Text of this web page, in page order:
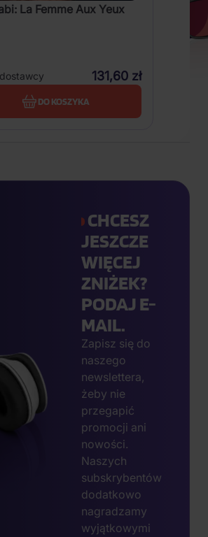
La Femme Aux Yeux
131,60 zł
DO KOSZYKA
CHCESZ
JESZCZE
WIĘCEJ
ZNIŻEK?
PODAJ E-
MAIL.
Zapisz się do
naszego
newslettera,
żeby nie
przegapić
promocji ani
nowości.
Naszych
subskrybentów
dodatkowo
nagradzamy
wyjątkowymi